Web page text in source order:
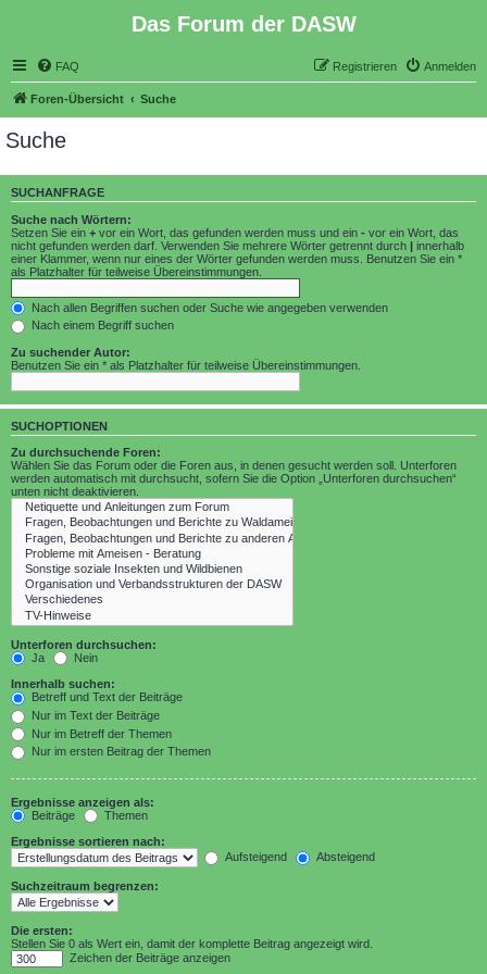
Das Forum der DASW
FAQ Anmelden
Registrieren
Foren-Übersicht Suche
Suche
SUCHANFRAGE
Suche nach Wörtern:
Setzen Sie ein + vor ein Wort, das gefunden werden muss und ein - vor ein Wort, das
nicht gefunden werden darf. Verwenden Sie mehrere Wörter getrennt durch | innerhalb
einer Klammer, wenn nur eines der Wörter gefunden werden muss. Benutzen Sie ein *
als Platzhalter für teilweise Übereinstimmungen.
Nach allen Begriffen suchen oder Suche wie angegeben verwenden
Nach einem Begriff suchen
Zu suchender Autor:
Benutzen Sie ein * als Platzhalter für teilweise Übereinstimmungen.
SUCHOPTIONEN
Zu durchsuchende Foren:
Wählen Sie das Forum oder die Foren aus, in denen gesucht werden soll. Unterforen
werden automatisch mit durchsucht, sofern Sie die Option „Unterforen durchsuchen“
unten nicht deaktivieren.
Unterforen durchsuchen:
Ja
Nein
Innerhalb suchen:
Betreff und Text der Beiträge
Nur im Text der Beiträge
Nur im Betreff der Themen
Nur im ersten Beitrag der Themen
Ergebnisse anzeigen als:
Beiträge
Themen
Ergebnisse sortieren nach:
Aufsteigend
Absteigend
Suchzeitraum begrenzen:
Die ersten:
Stellen Sie 0 als Wert ein, damit der komplette Beitrag angezeigt wird.
Zeichen der Beiträge anzeigen